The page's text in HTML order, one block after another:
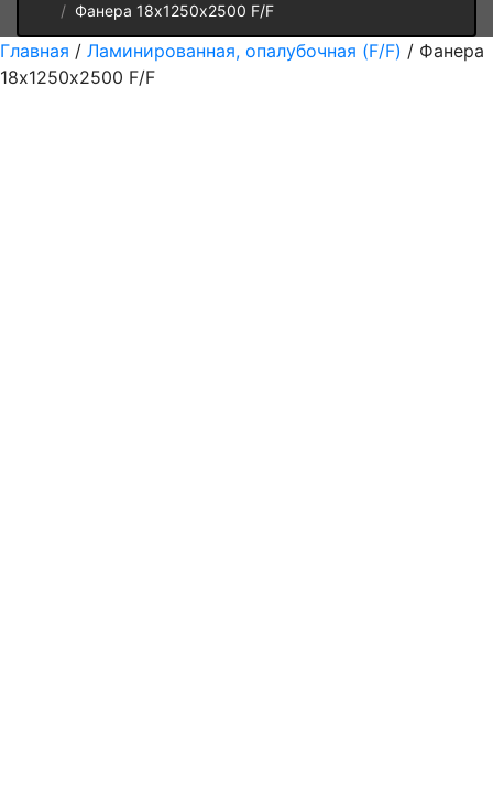
Фанера 18х1250х2500 F/F
Главная / Ламинированная, опалубочная (F/F) / Фанера
18х1250х2500 F/F